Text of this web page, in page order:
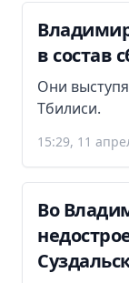
в состав
Они
Тбилиси.
15:29, 11
Во